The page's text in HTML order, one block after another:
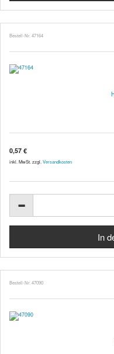
Bestell-Nr. 47164
0,57 €
inkl. MwSt. zzgl. Versandkosten
Bestell-Nr. 47090